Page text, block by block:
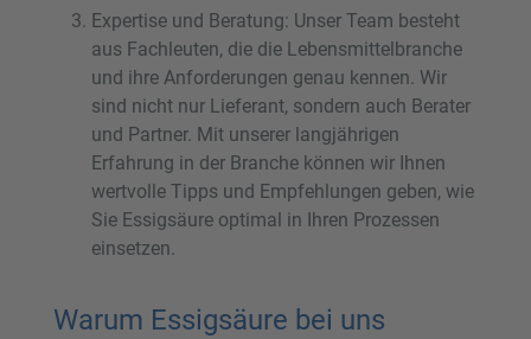
Expertise und Beratung: Unser Team besteht
aus Fachleuten, die die Lebensmittelbranche
und ihre Anforderungen genau kennen. Wir
sind nicht nur Lieferant, sondern auch Berater
und Partner. Mit unserer langjährigen
Erfahrung in der Branche können wir Ihnen
wertvolle Tipps und Empfehlungen geben, wie
Sie Essigsäure optimal in Ihren Prozessen
einsetzen.
Warum Essigsäure bei uns